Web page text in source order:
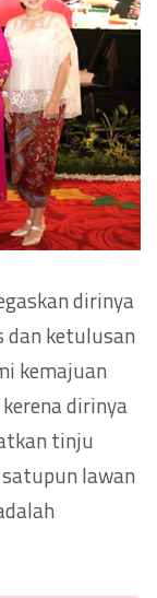
dirinya
dan ketulusan
kemajuan
dirinya
tinju
lawan